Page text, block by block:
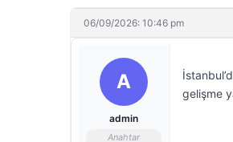
06/09/2026: 10:46 pm
A
admin
Anahtar
gelişme